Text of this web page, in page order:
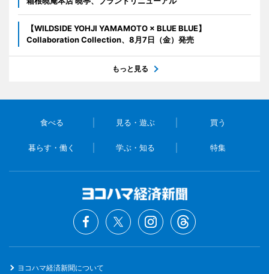
【WILDSIDE YOHJI YAMAMOTO × BLUE BLUE】
Collaboration Collection、8月7日（金）発売
もっと見る
食べる 見る・遊ぶ 買う
暮らす・働く 学ぶ・知る 特集
ヨコハマ経済新聞について